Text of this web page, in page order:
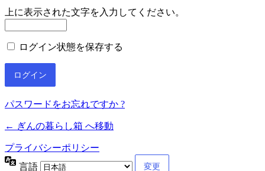
上に表示された文字を入力してください。
ログイン状態を保存する
パスワードをお忘れですか ?
← ぎんの暮らし箱 へ移動
プライバシーポリシー
言語